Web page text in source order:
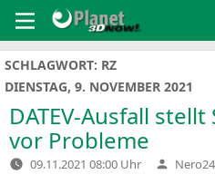
Inhalt
springen
SCHLAGWORT: RZ
DIENSTAG, 9. NOVEMBER 2021
DATEV-Ausfall
vor Probleme
09.11.2021 08:00 Uhr Verfasst
von
Nero24